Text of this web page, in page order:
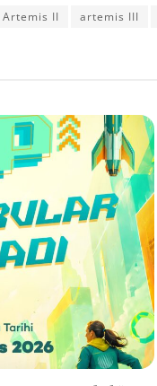
Artemis II artemis III